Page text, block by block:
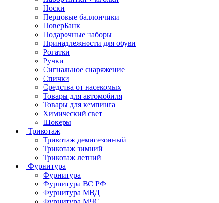
Носки
Перцовые баллончики
ПоверБанк
Подарочные наборы
Принадлежности для обуви
Рогатки
Ручки
Сигнальное снаряжение
Спички
Средства от насекомых
Товары для автомобиля
Товары для кемпинга
Химический свет
Шокеры
Трикотаж
Трикотаж демисезонный
Трикотаж зимний
Трикотаж летний
Фурнитура
Фурнитура
Фурнитура ВС РФ
Фурнитура МВД